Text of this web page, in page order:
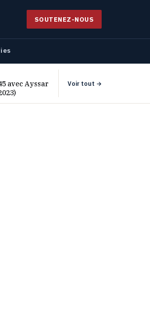
SOUTENEZ-NOUS
avec Ayssar
Voir tout →